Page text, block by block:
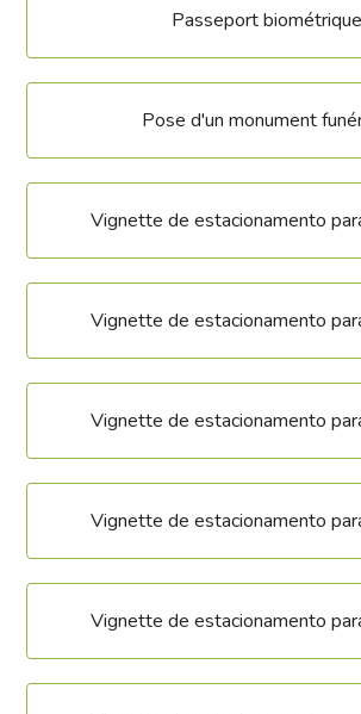
Passeport biométrique
Pose d'un monument
Vignette de estacionamento
Vignette de estacionamento
Vignette de estacionamento
Vignette de estacionamento
Vignette de estacionamento